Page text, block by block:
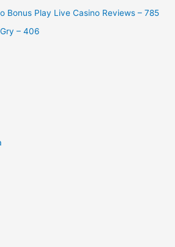
Bonus Play Live Casino Reviews – 785
– 406